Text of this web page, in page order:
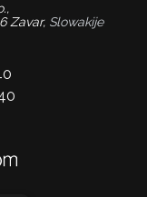
Zavar, Slowakije